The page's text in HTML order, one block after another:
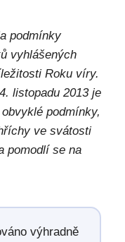
podmínky
vyhlášených
Roku víry.
listopadu 2013 je
podmínky,
ve svátosti
pomodlí se na
výhradně